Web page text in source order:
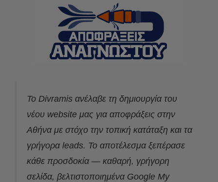
Το Divramis ανέλαβε τη δημιουργία του
νέου website μας για αποφράξεις στην
Αθήνα με στόχο την τοπική κατάταξη και τα
γρήγορα leads. Το αποτέλεσμα ξεπέρασε
κάθε προσδοκία — καθαρή, γρήγορη
σελίδα, βελτιστοποιημένα Google My